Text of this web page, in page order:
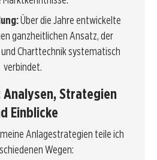
Über die Jahre entwickelte
ganzheitlichen Ansatz, der
Charttechnik systematisch
verbindet.
Strategien
Einblicke
Anlagestrategien teile ich
Wegen: